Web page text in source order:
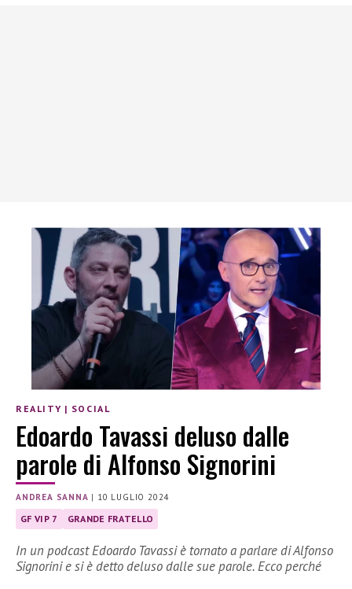
REALITY | SOCIAL
Edoardo Tavassi deluso dalle
parole di Alfonso Signorini
ANDREA SANNA | 10 LUGLIO 2024
GF VIP 7 GRANDE FRATELLO
In un podcast Edoardo Tavassi è tornato a parlare di Alfonso
Signorini e si è detto deluso dalle sue parole. Ecco perché